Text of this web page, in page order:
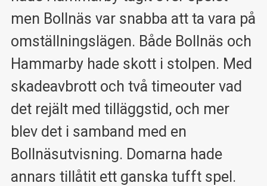
men Bollnäs var snabba att ta vara på
omställningslägen. Både Bollnäs och
Hammarby hade skott i stolpen. Med
skadeavbrott och två timeouter vad
det rejält med tilläggstid, och mer
blev det i samband med en
Bollnäsutvisning. Domarna hade
annars tillåtit ett ganska tufft spel.